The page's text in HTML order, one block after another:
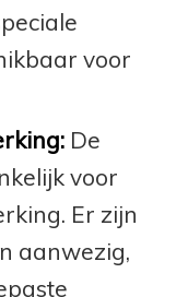
voor
De
voor
Er zijn
aanwezig,